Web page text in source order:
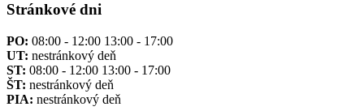
Stránkové dni
PO: 08:00 - 12:00 13:00 - 17:00
UT: nestránkový deň
ST: 08:00 - 12:00 13:00 - 17:00
ŠT: nestránkový deň
PIA: nestránkový deň